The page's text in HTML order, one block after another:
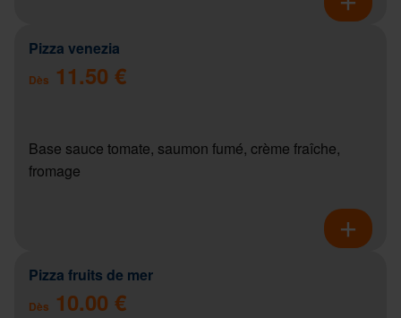
Pizza venezia
Dès 11.50 €
Base sauce tomate, saumon fumé, crème fraîche,
fromage
Pizza fruits de mer
Dès 10.00 €